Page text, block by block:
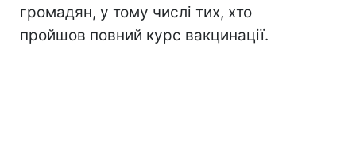
громадян, у тому числі тих, хто
пройшов повний курс вакцинації.